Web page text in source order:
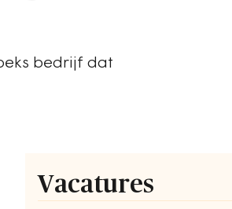
bedrijf dat
Vacatures